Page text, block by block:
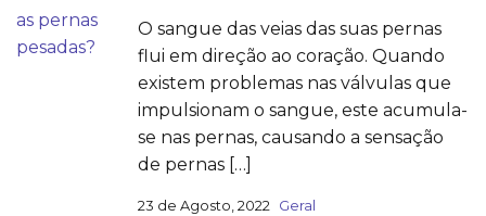
O sangue das veias das suas pernas
flui em direção ao coração. Quando
existem problemas nas válvulas que
impulsionam o sangue, este acumula-
se nas pernas, causando a sensação
de pernas […]
23 de Agosto, 2022 Geral